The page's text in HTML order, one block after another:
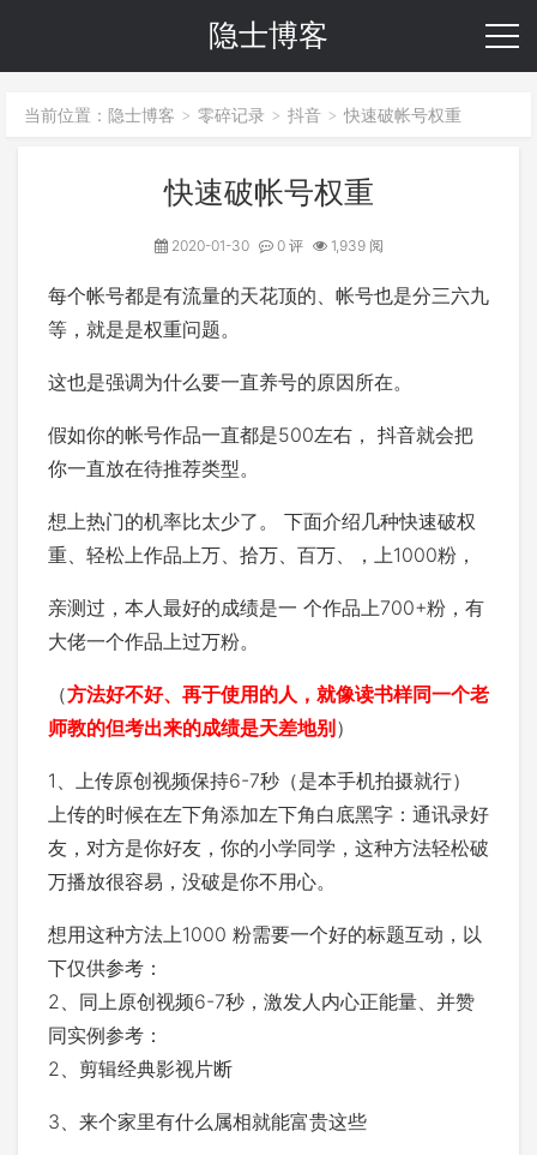
隐士博客
当前位置： 隐士博客 > 零碎记录 > 抖音 > 快速破帐号权重
快速破帐号权重
2020-01-30 0 评 1,939 阅
每个帐号都是有流量的天花顶的、帐号也是分三六九
等，就是是权重问题。
这也是强调为什么要一直养号的原因所在。
假如你的帐号作品一直都是500左右， 抖音就会把
你一直放在待推荐类型。
想上热门的机率比太少了。 下面介绍几种快速破权
重、轻松上作品上万、拾万、百万、，上1000粉，
亲测过，本人最好的成绩是一 个作品上700+粉，有
大佬一个作品上过万粉。
（方法好不好、再于使用的人，就像读书样同一个老
师教的但考出来的成绩是天差地别 ）
1、上传原创视频保持6-7秒（是本手机拍摄就行）
上传的时候在左下角添加左下角白底黑字：通讯录好
友，对方是你好友，你的小学同学，这种方法轻松破
万播放很容易，没破是你不用心。
想用这种方法上1000 粉需要一个好的标题互动，以
下仅供参考：
2、同上原创视频6-7秒，激发人内心正能量、并赞
同实例参考：
2、剪辑经典影视片断
3、来个家里有什么属相就能富贵这些